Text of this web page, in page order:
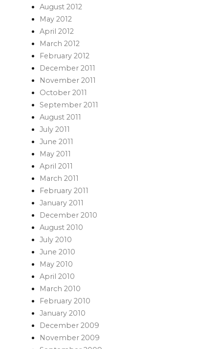
August 2012
May 2012
April 2012
March 2012
February 2012
December 2011
November 2011
October 2011
September 2011
August 2011
July 2011
June 2011
May 2011
April 2011
March 2011
February 2011
January 2011
December 2010
August 2010
July 2010
June 2010
May 2010
April 2010
March 2010
February 2010
January 2010
December 2009
November 2009